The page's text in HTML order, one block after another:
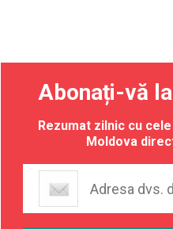
Abonați-vă
Rezumat zilnic cu
Moldova